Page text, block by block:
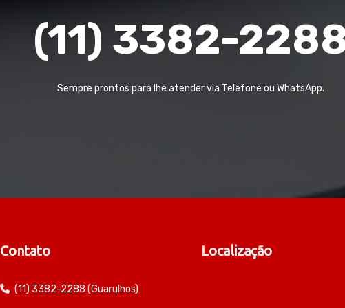
(11) 3382-
Sempre prontos para lhe atender via Telefone ou WhatsApp.
Contato
(11) 3382-2288 (Guarulhos)
Localização